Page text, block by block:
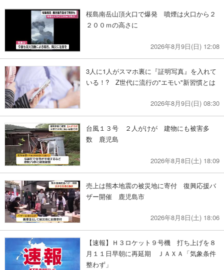
桜島南岳山頂火口で爆発 噴煙は火口から２
２００ｍの高さに
2026年8月9日(日) 12:08
3人に1人がスマホ裏に『証明写真』を入れて
いる！? Z世代に流行の"エモい"新習慣とは
2026年8月9日(日) 08:30
台風１３号 ２人がけが 建物にも被害多
数 鹿児島
2026年8月8日(土) 18:09
売上は熊本地震の被災地に寄付 復興応援バ
ザー開催 鹿児島市
2026年8月8日(土) 18:06
【速報】Ｈ３ロケット９号機 打ち上げを８
月１１日早朝に再延期 ＪＡＸＡ「気象条件
整わず」